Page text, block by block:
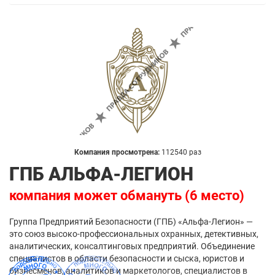
Компания просмотрена: 112540 раз
ГПБ АЛЬФА-ЛЕГИОН
компания может обмануть (6 место)
Группа Предприятий Безопасности (ГПБ) «Альфа-Легион» —
это союз высоко-профессиональных охранных, детективных,
аналитических, консалтинговых предприятий. Объединение
специалистов в области безопасности и сыска, юристов и
бизнесменов, аналитиков и маркетологов, специалистов в